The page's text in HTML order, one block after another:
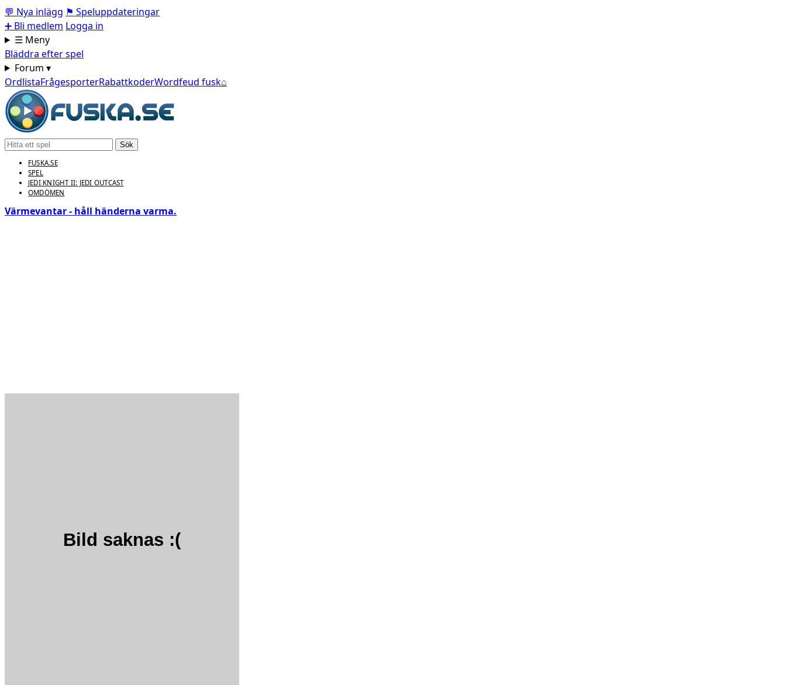
💬 Nya inlägg ⚑ Speluppdateringar
➕ Bli medlem Logga in
☰ Meny
Bläddra efter spel
Forum ▾
OrdlistaFrågesporterRabattkoderWordfeud fusk⌂
Sök
FUSKA.SE
SPEL
JEDI KNIGHT II: JEDI OUTCAST
OMDÖMEN
Värmevantar - håll händerna varma.